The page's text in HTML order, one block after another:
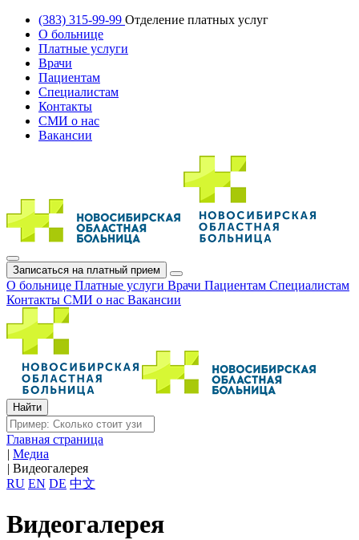
(383) 315-99-99 Отделение платных услуг
О больнице
Платные услуги
Врачи
Пациентам
Специалистам
Контакты
СМИ о нас
Вакансии
Записаться на платный прием
О больнице Платные услуги Врачи Пациентам Специалистам
Контакты СМИ о нас Вакансии
Главная страница
| Медиа
| Видеогалерея
RU EN DE 中文
Видеогалерея